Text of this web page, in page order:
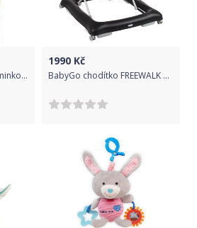
Šustící kousátko pro miminko ZINNIA
1990 Kč
BabyGo chodítko FREEWALK Grey